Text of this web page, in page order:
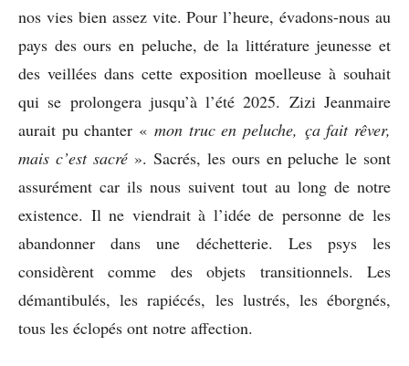
nos vies bien assez vite. Pour l’heure, évadons-nous au
pays des ours en peluche, de la littérature jeunesse et
des veillées dans cette exposition moelleuse à souhait
qui se prolongera jusqu’à l’été 2025. Zizi Jeanmaire
aurait pu chanter « mon truc en peluche, ça fait rêver,
mais c’est sacré». Sacrés, les ours en peluche le sont
assurément car ils nous suivent tout au long de notre
existence. Il ne viendrait à l’idée de personne de les
abandonner dans une déchetterie. Les psys les
considèrent comme des objets transitionnels. Les
démantibulés, les rapiécés, les lustrés, les éborgnés,
tous les éclopés ont notre affection.